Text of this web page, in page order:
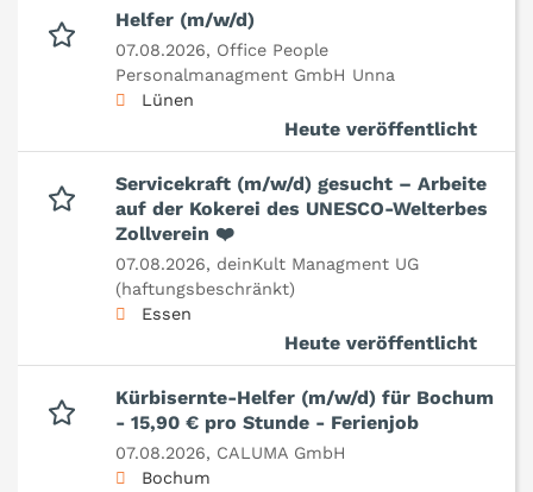
Helfer (m/w/d)
07.08.2026, Office People
Personalmanagment GmbH Unna
Lünen
Heute veröffentlicht
Servicekraft (m/w/d) gesucht – Arbeite
auf der Kokerei des UNESCO-Welterbes
Zollverein ❤️
07.08.2026, deinKult Managment UG
(haftungsbeschränkt)
Essen
Heute veröffentlicht
Kürbisernte-Helfer (m/w/d) für Bochum
- 15,90 € pro Stunde - Ferienjob
07.08.2026, CALUMA GmbH
Bochum